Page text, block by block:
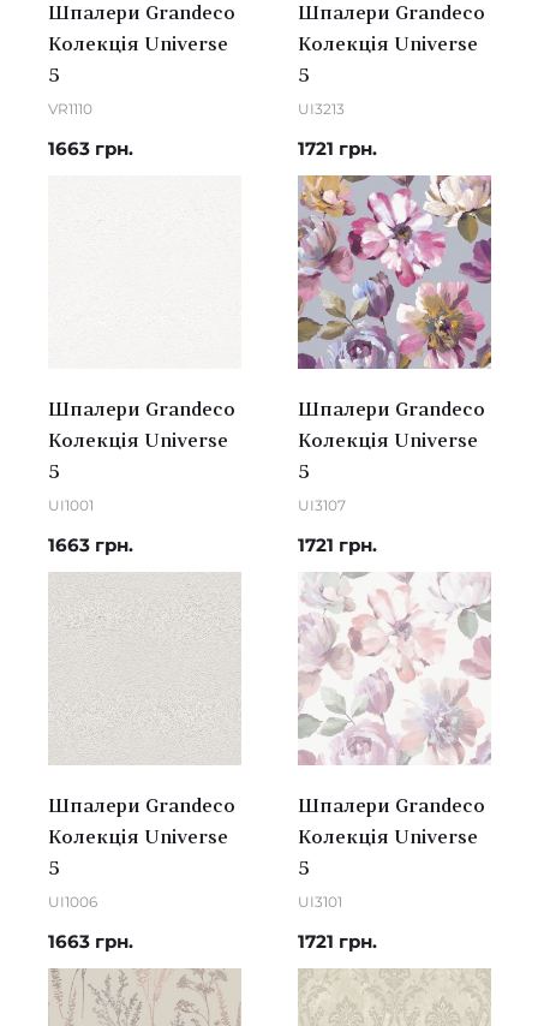
Шпалери Grandeco
Колекція Universe
5
VR1110
1663 грн.
Шпалери Grandeco
Колекція Universe
5
UI3213
1721 грн.
Шпалери Grandeco
Колекція Universe
5
UI1001
1663 грн.
Шпалери Grandeco
Колекція Universe
5
UI3107
1721 грн.
Шпалери Grandeco
Колекція Universe
5
UI1006
1663 грн.
Шпалери Grandeco
Колекція Universe
5
UI3101
1721 грн.